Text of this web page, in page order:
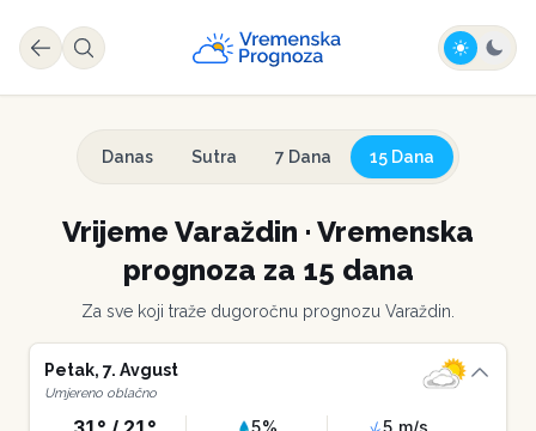
Danas Sutra 7 Dana 15 Dana
Vrijeme Varaždin · Vremenska
prognoza za 15 dana
Za sve koji traže dugoročnu prognozu Varaždin
Petak, 7. Avgust
Umjereno oblačno
5% 5 m/s